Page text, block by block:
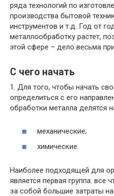
ряда технологий по
производства бытовой
инструментов и т.д. Год от
металлообработку растет,
этой сфере – дело весьма
С чего начать
1. Для того, чтобы начать
определиться с его
обработки металла делятся
механические;
химические.
Наиболее подходящей для
является первая группа: все
за собой большие затраты